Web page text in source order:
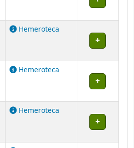
Hemeroteca
Hemeroteca
Hemeroteca